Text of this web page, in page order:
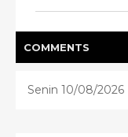
COMMENTS
Senin 10/08/2026